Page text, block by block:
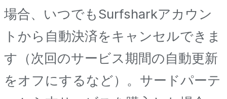
場合、いつでもSurfsharkアカウン
トから自動決済をキャンセルできま
す（次回のサービス期間の自動更新
をオフにするなど）。サードパーテ